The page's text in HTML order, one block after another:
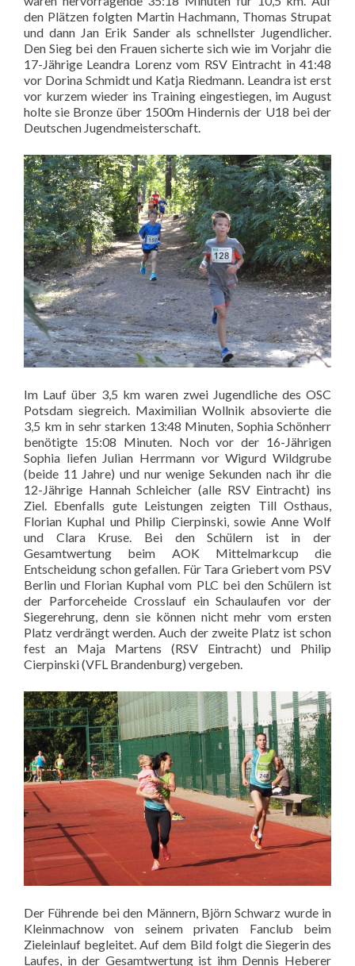
den Plätzen folgten Martin Hachmann, Thomas Strupat
und dann Jan Erik Sander als schnellster Jugendlicher.
Den Sieg bei den Frauen sicherte sich wie im Vorjahr die
17-Jährige Leandra Lorenz vom RSV Eintracht in 41:48
vor Dorina Schmidt und Katja Riedmann. Leandra ist erst
vor kurzem wieder ins Training eingestiegen, im August
holte sie Bronze über 1500m Hindernis der U18 bei der
Deutschen Jugendmeisterschaft.
Im Lauf über 3,5 km waren zwei Jugendliche des OSC
Potsdam siegreich. Maximilian Wollnik absovierte die
3,5 km in sehr starken 13:48 Minuten, Sophia Schönherr
benötigte 15:08 Minuten. Noch vor der 16-Jährigen
Sophia liefen Julian Herrmann vor Wigurd Wildgrube
(beide 11 Jahre) und nur wenige Sekunden nach ihr die
12-Jährige Hannah Schleicher (alle RSV Eintracht) ins
Ziel. Ebenfalls gute Leistungen zeigten Till Osthaus,
Florian Kuphal und Philip Cierpinski, sowie Anne Wolf
und Clara Kruse. Bei den Schülern ist in der
Gesamtwertung beim AOK Mittelmarkcup die
Entscheidung schon gefallen. Für Tara Griebert vom PSV
Berlin und Florian Kuphal vom PLC bei den Schülern ist
der Parforceheide Crosslauf ein Schaulaufen vor der
Siegerehrung, denn sie können nicht mehr vom ersten
Platz verdrängt werden. Auch der zweite Platz ist schon
fest an Maja Martens (RSV Eintracht) und Philip
Cierpinski (VFL Brandenburg) vergeben.
Der Führende bei den Männern, Björn Schwarz wurde in
Kleinmachnow von seinem privaten Fanclub beim
Zieleinlauf begleitet. Auf dem Bild folgt die Siegerin des
Laufes, in der Gesamtwertung ist ihm Dennis Heberer